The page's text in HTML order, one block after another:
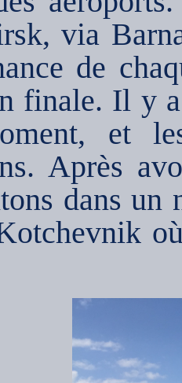
via
de
finale. Il y
et
Après
dans un